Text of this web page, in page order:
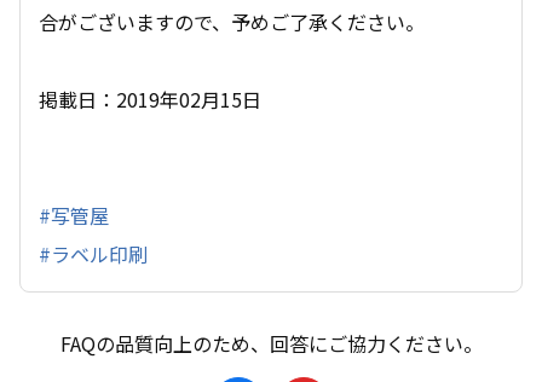
合がございますので、予めご了承ください。
掲載日：2019年02月15日
#写管屋
#ラベル印刷